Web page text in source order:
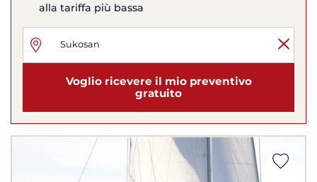
alla tariffa più bassa
Voglio ricevere il mio preventivo
gratuito